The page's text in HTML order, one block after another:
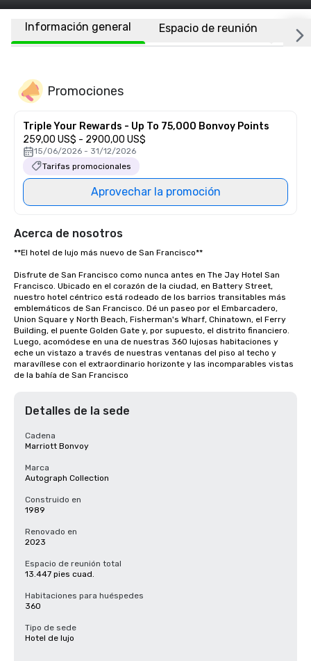
Información general Espacio de reunión
Promociones
Triple Your Rewards - Up To 75,000 Bonvoy Points
259,00 US$ - 2900,00 US$
15/06/2026 - 31/12/2026
Tarifas promocionales
Aprovechar la promoción
Acerca de nosotros
**El hotel de lujo más nuevo de San Francisco**
Disfrute de San Francisco como nunca antes en The Jay Hotel San
Francisco. Ubicado en el corazón de la ciudad, en Battery Street,
nuestro hotel céntrico está rodeado de los barrios transitables más
emblemáticos de San Francisco. Dé un paseo por el Embarcadero,
Union Square y North Beach, Fisherman's Wharf, Chinatown, el Ferry
Building, el puente Golden Gate y, por supuesto, el distrito financiero.
Luego, acomódese en una de nuestras 360 lujosas habitaciones y
eche un vistazo a través de nuestras ventanas del piso al techo y
maravíllese con el extraordinario horizonte y las incomparables vistas
de la bahía de San Francisco
Detalles de la sede
Cadena
Marriott Bonvoy
Marca
Autograph Collection
Construido en
1989
Renovado en
2023
Espacio de reunión total
13.447 pies cuad.
Habitaciones para huéspedes
360
Tipo de sede
Hotel de lujo